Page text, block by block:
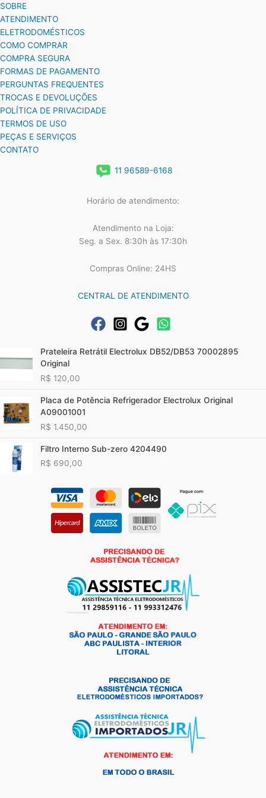
SOBRE
ATENDIMENTO
ELETRODOMÉSTICOS
COMO COMPRAR
COMPRA SEGURA
FORMAS DE PAGAMENTO
PERGUNTAS FREQUENTES
TROCAS E DEVOLUÇÕES
POLÍTICA DE PRIVACIDADE
TERMOS DE USO
PEÇAS E SERVIÇOS
CONTATO
11 96589-6168
Horário de atendimento:
Atendimento na Loja:
Seg. a Sex. 8:30h às 17:30h
Compras Online: 24HS
CENTRAL DE ATENDIMENTO
Prateleira Retrátil Electrolux DB52/DB53 70002895
Original
R$ 120,00
Placa de Potência Refrigerador Electrolux Original
A09001001
R$ 1.450,00
Filtro Interno Sub-zero 4204490
R$ 690,00